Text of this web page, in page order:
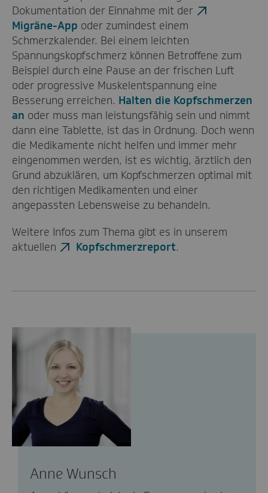
Dokumentation der Einnahme mit der
Migräne-App oder zumindest einem
Schmerzkalender. Bei einem leichten
Spannungskopfschmerz können Betroffene zum
Beispiel durch eine Pause an der frischen Luft
oder progressive Muskelentspannung eine
Besserung erreichen. Halten die Kopfschmerzen
an oder muss man leistungsfähig sein und nimmt
dann eine Tablette, ist das in Ordnung. Doch wenn
die Medikamente nicht helfen und immer mehr
eingenommen werden, ist es wichtig, ärztlich den
Grund abzuklären, um Kopfschmerzen optimal mit
den richtigen Medikamenten und einer
angepassten Lebensweise zu behandeln.
Weitere Infos zum Thema gibt es in unserem
aktuellen
Kopfschmerzreport.
Anne Wunsch